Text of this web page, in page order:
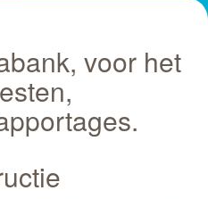
voor het